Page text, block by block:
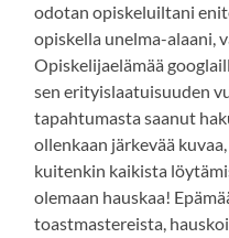
odotan opiskeluiltani
opiskella unelma-alaani,
Opiskelijaelämää
sen erityislaatuisuuden
tapahtumasta saanut
ollenkaan järkevää
kuitenkin kaikista
olemaan hauskaa!
toastmastereista,